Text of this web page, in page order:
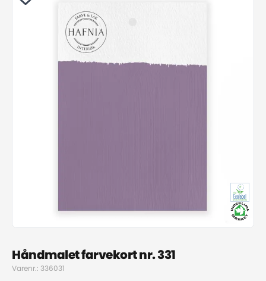
Håndmalet farvekort nr. 331
Varenr.: 336031